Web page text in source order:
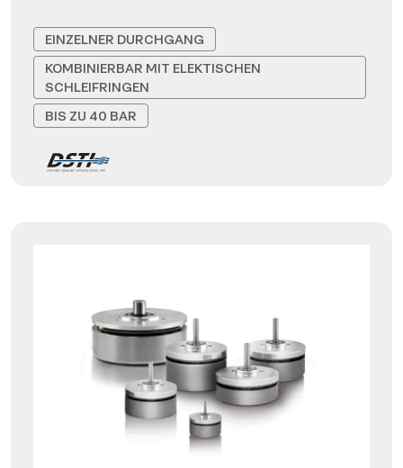
EINZELNER DURCHGANG
KOMBINIERBAR MIT ELEKTISCHEN
SCHLEIFRINGEN
BIS ZU 40 BAR